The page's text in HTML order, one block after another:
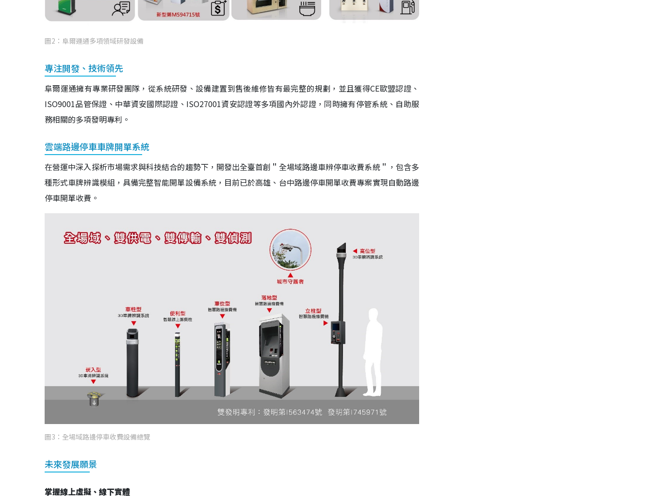
圖2：阜爾運通多項領域研發設備
專注開發、技術領先
阜爾運通擁有專業研發團隊，從系統研發、設備建置到售後維修皆有最完整的規劃，並且獲得CE歐盟認證、
ISO9001品管保證、中華資安國際認證、ISO27001資安認證等多項國內外認證，同時擁有停管系統、自助服
務相關的多項發明專利。
雲端路邊停車車牌開單系統
在營運中深入探析市場需求與科技結合的趨勢下，開發出全臺首創＂全場域路邊車辨停車收費系統＂，包含多
種形式車牌辨識模組，具備完整智能開單設備系統，目前已於高雄、台中路邊停車開單收費專案實現自動路邊
停車開單收費。
圖3：全場域路邊停車收費設備總覽
未來發展願景
掌握線上虛擬、線下實體